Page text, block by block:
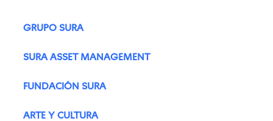
GRUPO SURA
SURA ASSET MANAGEMENT
FUNDACIÓN SURA
ARTE Y CULTURA